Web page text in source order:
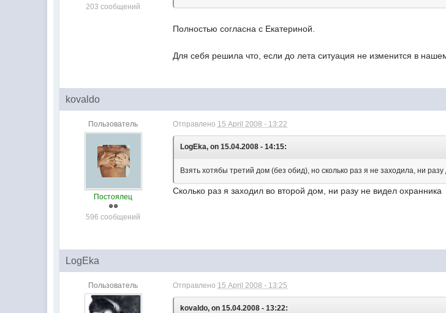
203 сообщений
Полностью согласна с Екатериной.
Для себя решила что, если до лета ситуация не изменится в
kovaldo
Пользователь
Постоялец
596 сообщений
Отправлено 15 April 2008 - 13:22
LogEka, on 15.04.2008 - 14:15:
Взять хотябы третий дом (без обид), но сколько раз я не заходила, ни
Сколько раз я заходил во второй дом, ни разу не видел охранника
LogEka
Пользователь Отправлено 15 April 2008 - 13:25
kovaldo, on 15.04.2008 - 13:22: